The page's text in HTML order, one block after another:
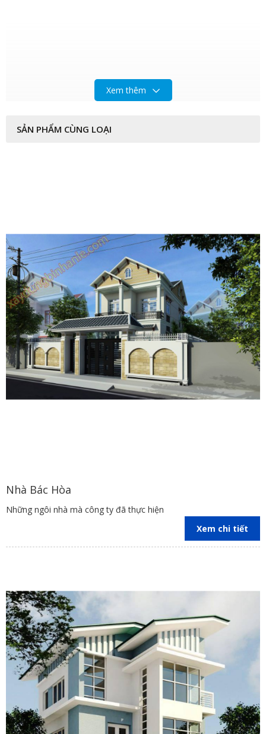
Công ty TNHH Tư vấn Thiết kế Xây dựng Bình An Lê
----------------- Biên Hòa, Đồng Nai ------------------
♻️Chuyên tư vấn - Thiết kế - Xây dựng - Duy tu - Sửa chữa
♻️Nhà phố, biệt thự, văn phòng, nhà quán, nhà xưởng...
♻️Giá rẻ - Uy Tín - Chất Lượng - Nhanh chóng
-------------------------
Xem thêm
SẢN PHẨM CÙNG LOẠI
Nhà Bác Hòa
Những ngôi nhà mà công ty đã thực hiện
Xem chi tiết